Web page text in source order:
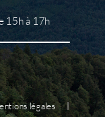
15h à 17h
légales